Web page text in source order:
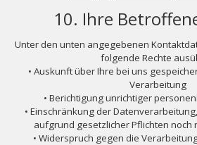
10. Ihre
Unter den unten angegebenen
folgende Rechte
• Auskunft über Ihre bei uns
Verarbeitung
• Berichtigung unrichtiger
• Einschränkung der
aufgrund gesetzlicher Pflichten noch
• Widerspruch gegen die